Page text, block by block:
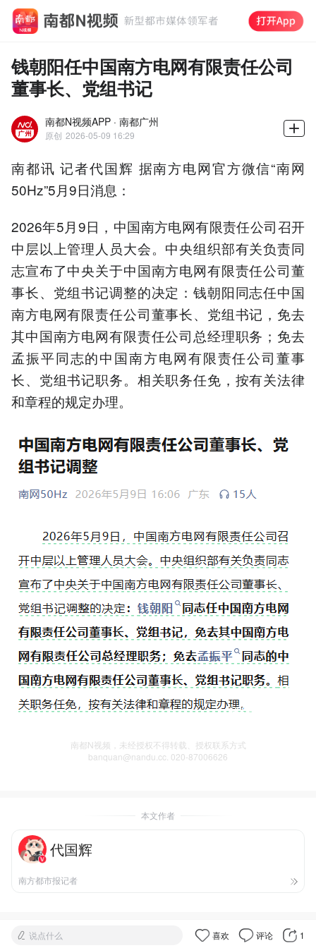
钱朝阳任中国南方电网有限责任公司
董事长、党组书记
南都N视频APP · 南都广州
原创 2026-05-09 16:29
南都讯 记者代国辉 据南方电网官方微信“南网
50Hz”5月9日消息：
2026年5月9日，中国南方电网有限责任公司召开
中层以上管理人员大会。中央组织部有关负责同
志宣布了中央关于中国南方电网有限责任公司董
事长、党组书记调整的决定：钱朝阳同志任中国
南方电网有限责任公司董事长、党组书记，免去
其中国南方电网有限责任公司总经理职务；免去
孟振平同志的中国南方电网有限责任公司董事
长、党组书记职务。相关职务任免，按有关法律
和章程的规定办理。
南都N视频，未经授权不得转载、授权联系方式
banquan@nandu.cc. 020-87006626
本文作者
代国辉
南方都市报记者
说点什么 喜欢 评论 1